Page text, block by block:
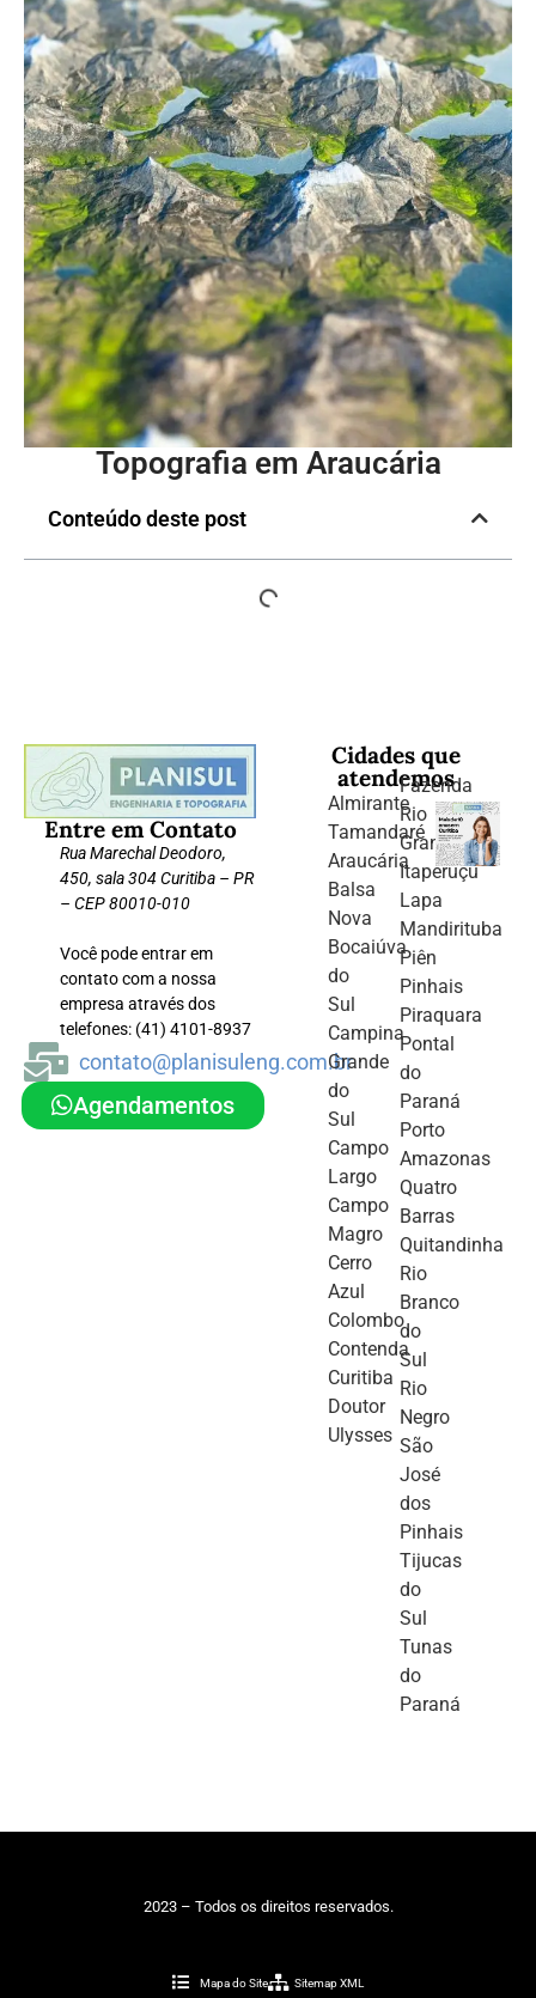
Topografia em Araucária
Conteúdo deste post
Entre em Contato
Rua Marechal Deodoro,
450, sala 304 Curitiba – PR
– CEP 80010-010
Você pode entrar em
contato com a nossa
empresa através dos
telefones: (41) 4101-8937
contato@planisuleng.com.br
Agendamentos
Cidades que
atendemos
Almirante
Tamandaré
Araucária
Balsa
Nova
Bocaiúva
do
Sul
Campina
Grande
do
Sul
Campo
Largo
Campo
Magro
Cerro
Azul
Colombo
Contenda
Curitiba
Doutor
Ulysses
Fazenda
Rio
Grande
Itaperuçu
Lapa
Mandirituba
Piên
Pinhais
Piraquara
Pontal
do
Paraná
Porto
Amazonas
Quatro
Barras
Quitandinha
Rio
Branco
do
Sul
Rio
Negro
São
José
dos
Pinhais
Tijucas
do
Sul
Tunas
do
Paraná
2023 – Todos os direitos reservados.
Mapa do Site Sitemap XML